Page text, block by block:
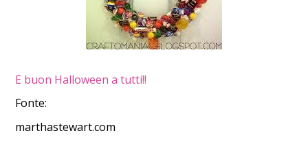
E buon Halloween a tutti!!
Fonte:
marthastewart.com